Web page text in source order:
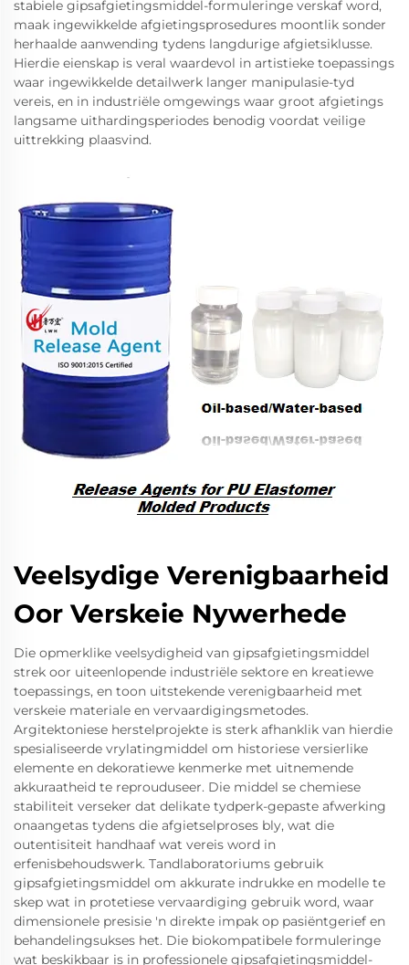
stabiele gipsafgietingsmiddel-formuleringe verskaf word,
maak ingewikkelde afgietingsprosedures moontlik sonder
herhaalde aanwending tydens langdurige afgietsiklusse.
Hierdie eienskap is veral waardevol in artistieke toepassings
waar ingewikkelde detailwerk langer manipulasie-tyd
vereis, en in industriële omgewings waar groot afgietings
langsame uithardingsperiodes benodig voordat veilige
uittrekking plaasvind.
Veelsydige Verenigbaarheid
Oor Verskeie Nywerhede
Die opmerklike veelsydigheid van gipsafgietingsmiddel
strek oor uiteenlopende industriële sektore en kreatiewe
toepassings, en toon uitstekende verenigbaarheid met
verskeie materiale en vervaardigingsmetodes.
Argitektoniese herstelprojekte is sterk afhanklik van hierdie
spesialiseerde vrylatingmiddel om historiese versierlike
elemente en dekoratiewe kenmerke met uitnemende
akkuraatheid te reprouduseer. Die middel se chemiese
stabiliteit verseker dat delikate tydperk-gepaste afwerking
onaangetas tydens die afgietselproses bly, wat die
outentisiteit handhaaf wat vereis word in
erfenisbehoudswerk. Tandlaboratoriums gebruik
gipsafgietingsmiddel om akkurate indrukke en modelle te
skep wat in protetiese vervaardiging gebruik word, waar
dimensionele presisie 'n direkte impak op pasiëntgerief en
behandelingsukses het. Die biokompatibele formuleringe
wat beskikbaar is in professionele gipsafgietingsmiddel-